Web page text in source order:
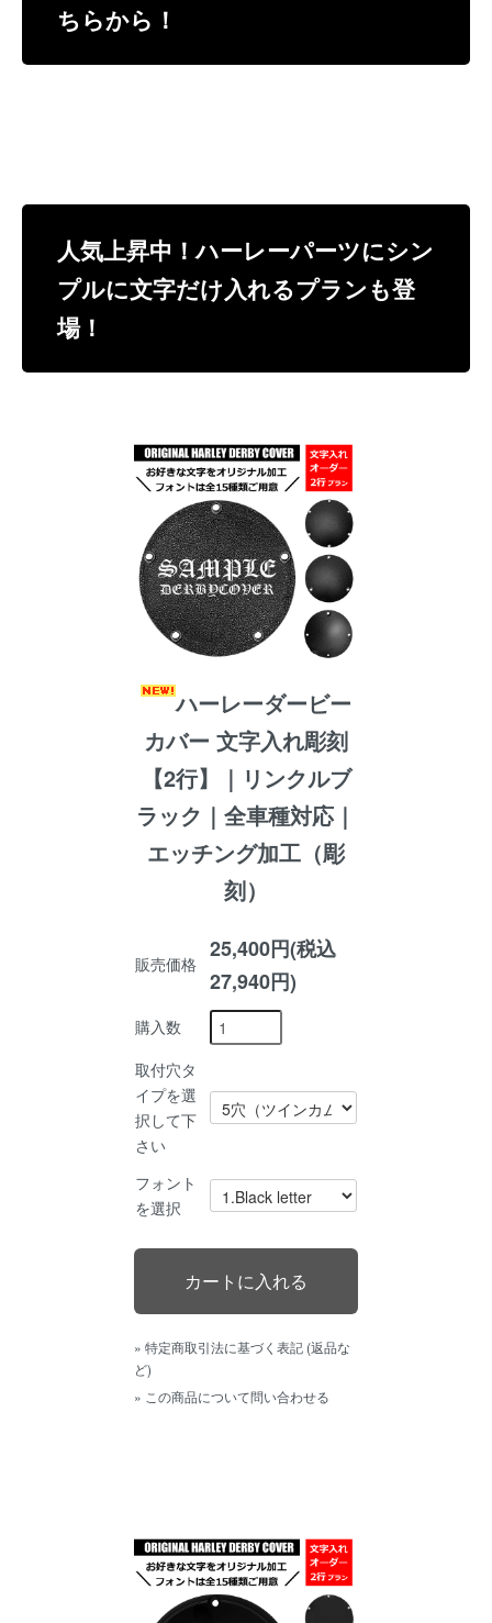
ちらから！
人気上昇中！ハーレーパーツにシン
プルに文字だけ入れるプランも登
場！
ハーレーダービー
カバー 文字入れ彫刻
【2行】｜リンクルブ
ラック｜全車種対応｜
エッチング加工（彫
刻）
販売価格
25,400円(税込
27,940円)
購入数
取付穴タ
イプを選
択して下
さい
フォント
を選択
» 特定商取引法に基づく表記 (返品な
ど)
» この商品について問い合わせる